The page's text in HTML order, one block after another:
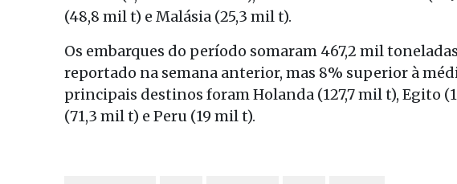
(48,8 mil t) e Malásia (25,3 mil t).
Os embarques do período somaram 467,2 mil
reportado na semana anterior, mas 8% superior à
principais destinos foram Holanda (127,7 mil t), Egito
(71,3 mil t) e Peru (19 mil t).